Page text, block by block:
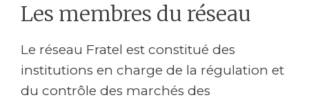
Les membres du réseau
Le réseau Fratel est constitué des
institutions en charge de la régulation et
du contrôle des marchés des